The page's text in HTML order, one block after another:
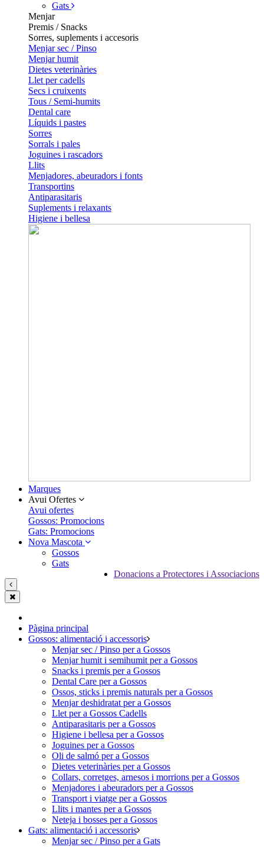
Gats
Menjar
Premis / Snacks
Sorres, suplements i accesoris
Menjar sec / Pinso
Menjar humit
Dietes veterinàries
Llet per cadells
Secs i cruixents
Tous / Semi-humits
Dental care
Líquids i pastes
Sorres
Sorrals i pales
Joguines i rascadors
Llits
Menjadores, abeuradors i fonts
Transportins
Antiparasitaris
Suplements i relaxants
Higiene i bellesa
Marques
Avui Ofertes
Avui ofertes
Gossos: Promocions
Gats: Promocions
Nova Mascota
Gossos
Gats
Donacions a Protectores i Associacions
Pàgina principal
Gossos: alimentació i accessoris
Menjar sec / Pinso per a Gossos
Menjar humit i semihumit per a Gossos
Snacks i premis per a Gossos
Dental Care per a Gossos
Ossos, sticks i premis naturals per a Gossos
Menjar deshidratat per a Gossos
Llet per a Gossos Cadells
Antiparasitaris per a Gossos
Higiene i bellesa per a Gossos
Joguines per a Gossos
Oli de salmó per a Gossos
Dietes veterinàries per a Gossos
Collars, corretges, arnesos i morrions per a Gossos
Menjadores i abeuradors per a Gossos
Transport i viatge per a Gossos
Llits i mantes per a Gossos
Neteja i bosses per a Gossos
Gats: alimentació i accessoris
Menjar sec / Pinso per a Gats